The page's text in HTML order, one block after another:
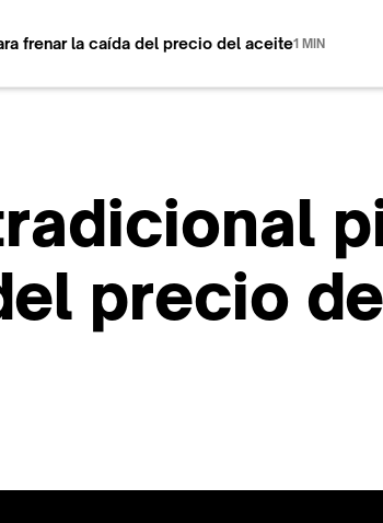
frenar la caída del precio del aceite1 MIN
precio